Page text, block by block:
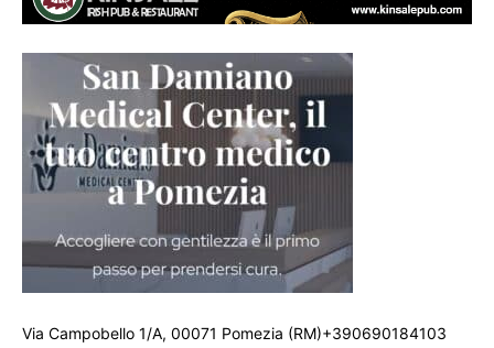
Via Campobello 1/A, 00071 Pomezia (RM)+390690184103